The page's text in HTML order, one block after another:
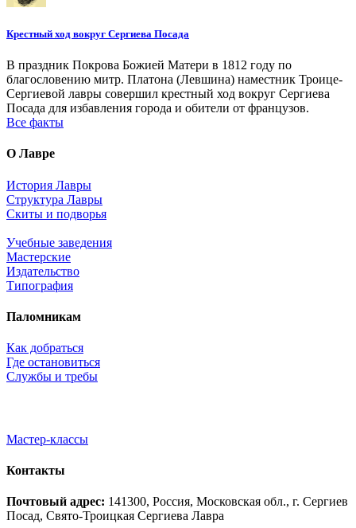
Крестный ход вокруг Сергиева Посада
В праздник Покрова Божией Матери в 1812 году по
благословению митр. Платона (Левшина) наместник Троице-
Сергиевой лавры совершил крестный ход вокруг Сергиева
Посада для избавления города и обители от французов.
Все факты
О Лавре
История Лавры
Структура Лавры
Скиты и подворья
Учебные заведения
Мастерские
Издательство
Типография
Паломникам
Как добраться
Где остановиться
Службы и требы
Мастер-классы
Контакты
Почтовый адрес: 141300, Россия, Московская обл., г. Сергиев
Посад, Свято-Троицкая Сергиева Лавра